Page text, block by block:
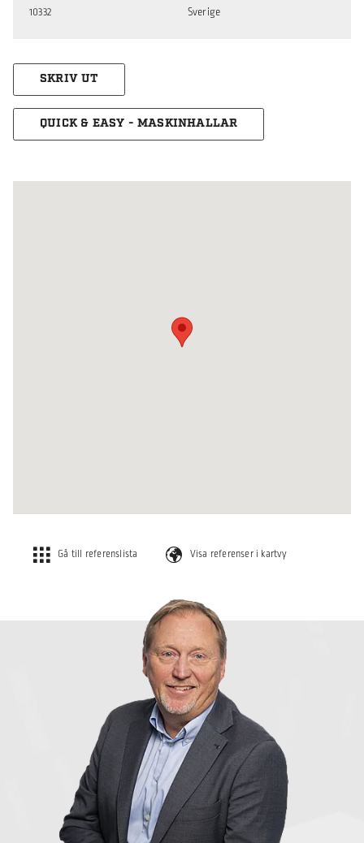
10332
Sverige
SKRIV UT
QUICK & EASY - MASKINHALLAR
Gå till referenslista Visa referenser i kartvy